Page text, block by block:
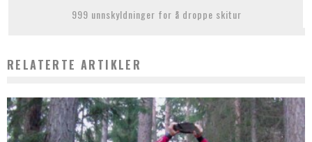
999 unnskyldninger for å droppe skitur
RELATERTE ARTIKLER